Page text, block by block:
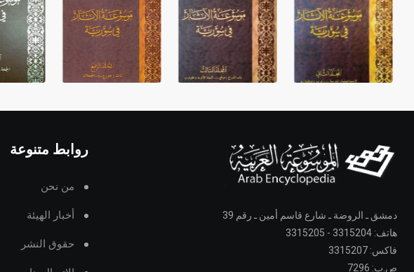
دمشق ـ الروضة ـ شارع قاسم أمين ـ رقم 39
هاتف: 3315204 - 3315205
فاكس: 3315207
ص.ب: 7296
روابط متنوعة
من نحن
أخبار الهيئة
حقوق النشر